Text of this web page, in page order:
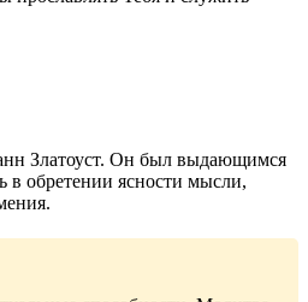
Златоуст. Он был выдающимся
обретении ясности мысли,